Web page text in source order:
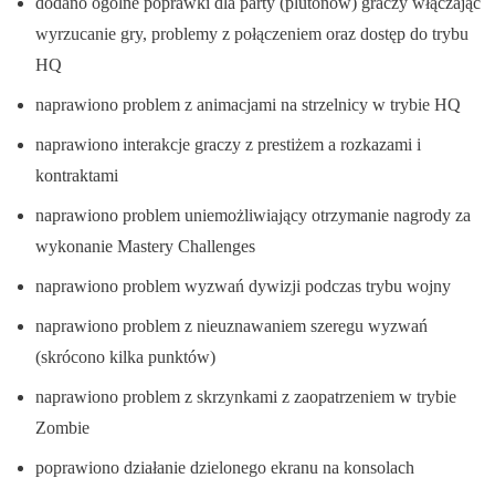
wyrzucanie gry, problemy z połączeniem oraz dostęp do trybu
HQ
naprawiono problem z animacjami na strzelnicy w trybie HQ
naprawiono interakcje graczy z prestiżem a rozkazami i
kontraktami
naprawiono problem uniemożliwiający otrzymanie nagrody za
wykonanie Mastery Challenges
naprawiono problem wyzwań dywizji podczas trybu wojny
naprawiono problem z nieuznawaniem szeregu wyzwań
(skrócono kilka punktów)
naprawiono problem z skrzynkami z zaopatrzeniem w trybie
Zombie
poprawiono działanie dzielonego ekranu na konsolach